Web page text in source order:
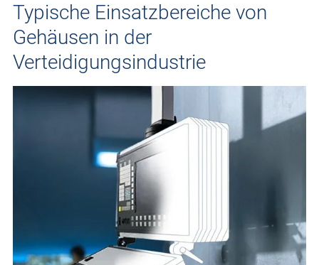
Typische Einsatzbereiche von
Gehäusen in der
Verteidigungsindustrie